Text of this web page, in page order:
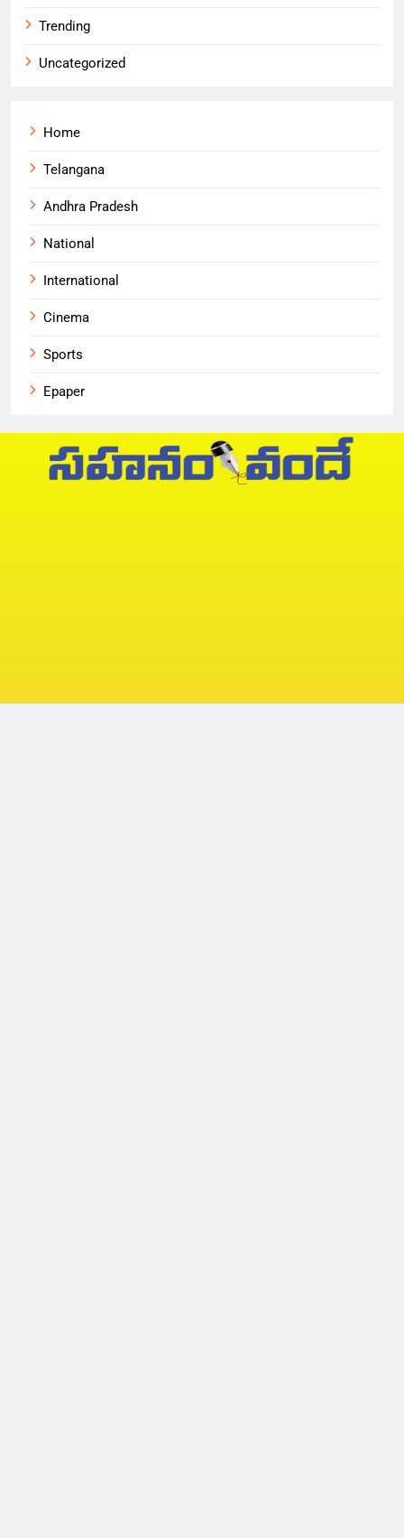
Trending
Uncategorized
Home
Telangana
Andhra Pradesh
National
International
Cinema
Sports
Epaper